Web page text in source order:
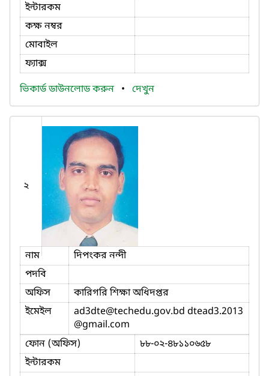
ইন্টারকম
কক্ষ নম্বর
মোবাইল
ফ্যাক্স
ভিকার্ড ডাউনলোড করুন • দেখুন
২
নাম
দিপংকর নন্দী
পদবি
অফিস
কারিগরি শিক্ষা অধিদপ্তর
ইমেইল
ad3dte@techedu.gov.bd dtead3.2013
@gmail.com
ফোন (অফিস)
৮৮-০২-৪৮১১০৬৫৮
ইন্টারকম